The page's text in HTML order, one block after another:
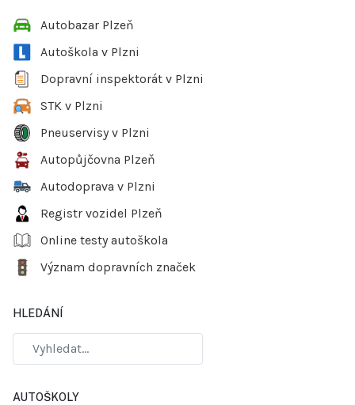
Autobazar Plzeň
Autoškola v Plzni
Dopravní inspektorát v Plzni
STK v Plzni
Pneuservisy v Plzni
Autopůjčovna Plzeň
Autodoprava v Plzni
Registr vozidel Plzeň
Online testy autoškola
Význam dopravních značek
HLEDÁNÍ
AUTOŠKOLY